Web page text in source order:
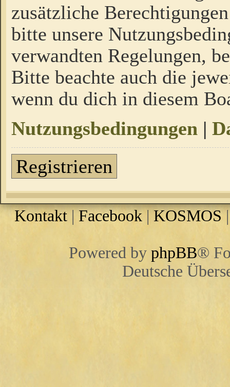
zusätzliche
bitte unsere
verwandten Regelungen,
Bitte beachte auch die
wenn du dich in diesem
Nutzungsbedingungen |
Registrieren
Kontakt | Facebook |KOSMOS
Powered by phpBB®
Deutsche